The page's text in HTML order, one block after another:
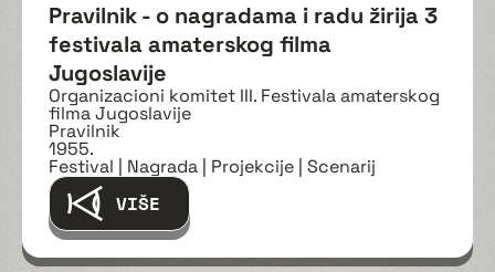
Pravilnik - o nagradama i radu žirija 3
festivala amaterskog filma
Jugoslavije
Organizacioni komitet III. Festivala amaterskog
filma Jugoslavije
Pravilnik
1955.
Festival | Nagrada | Projekcije | Scenarij
VIŠE